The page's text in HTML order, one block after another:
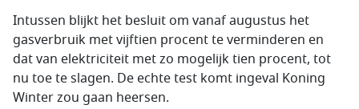
Intussen blijkt het besluit om vanaf augustus het
gasverbruik met vijftien procent te verminderen en
dat van elektriciteit met zo mogelijk tien procent, tot
nu toe te slagen. De echte test komt ingeval Koning
Winter zou gaan heersen.